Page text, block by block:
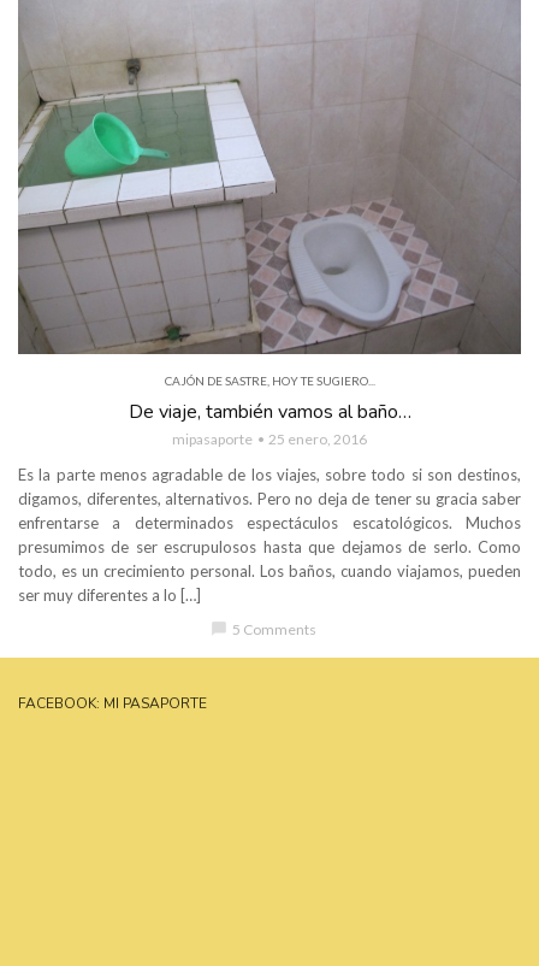
CAJÓN DE SASTRE, HOY TE SUGIERO...
De viaje, también vamos al baño…
mipasaporte 25 enero, 2016
Es la parte menos agradable de los viajes, sobre todo si son destinos,
digamos, diferentes, alternativos. Pero no deja de tener su gracia saber
enfrentarse a determinados espectáculos escatológicos. Muchos
presumimos de ser escrupulosos hasta que dejamos de serlo. Como
todo, es un crecimiento personal. Los baños, cuando viajamos, pueden
ser muy diferentes a lo […]
chat_bubble 5 Comments
FACEBOOK: MI PASAPORTE